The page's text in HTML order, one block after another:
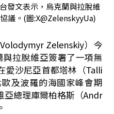
發文表示，烏克蘭與拉脫維
議。(圖:X@ZelenskyyUa)
Zelenskiy）今
拉脫維亞簽署了一項無
愛沙尼亞首都塔林（Talli
及波羅的海國家峰會期
亞總理庫爾柏格斯（Andr